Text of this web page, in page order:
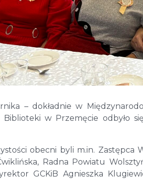
– dokładnie w
w Przemęcie odbyło
obecni byli m.in. Zastępca
Radna Powiatu
GCKiB Agnieszka